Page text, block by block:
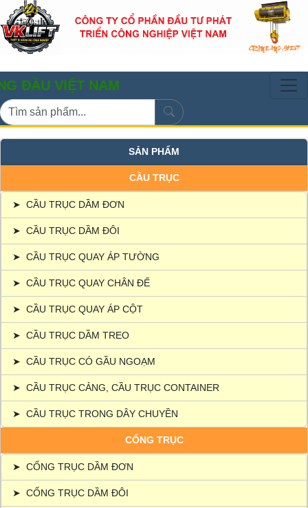
NAM
SẢN PHẨM
CẦU TRỤC
➤ CẦU TRỤC DẦM ĐƠN
➤ CẦU TRỤC DẦM ĐÔI
➤ CẦU TRỤC QUAY ÁP TƯỜNG
➤ CẦU TRỤC QUAY CHÂN ĐẾ
➤ CẦU TRỤC QUAY ÁP CỘT
➤ CẦU TRỤC DẦM TREO
➤ CẦU TRỤC CÓ GẦU NGOẠM
➤ CẦU TRỤC CẢNG, CẦU TRỤC CONTAINER
➤ CẦU TRỤC TRONG DÂY CHUYỀN
CỔNG TRỤC
➤ CỔNG TRỤC DẦM ĐƠN
➤ CỔNG TRỤC DẦM ĐÔI